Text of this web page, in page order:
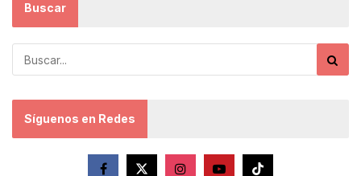
Buscar
Síguenos en Redes